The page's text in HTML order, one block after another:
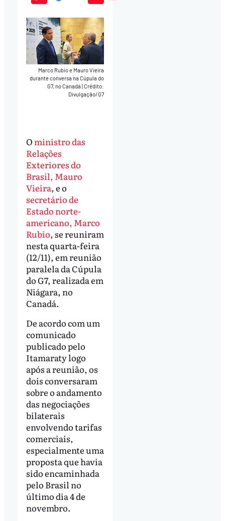
Play Mute
Marco Rubio e Mauro Vieira
durante conversa na Cúpula do
G7, no Canadá|Crédito:
Divulgação/G7
O ministro das
Relações
Exteriores do
Brasil, Mauro
Vieira, e o
secretário de
Estado norte-
americano, Marco
Rubio, se reuniram
nesta quarta-feira
(12/11), em reunião
paralela da Cúpula
do G7, realizada em
Niágara, no
Canadá.
De acordo com um
comunicado
publicado pelo
Itamaraty logo
após a reunião, os
dois conversaram
sobre o andamento
das negociações
bilaterais
envolvendo tarifas
comerciais,
especialmente uma
proposta que havia
sido encaminhada
pelo Brasil no
último dia 4 de
novembro.